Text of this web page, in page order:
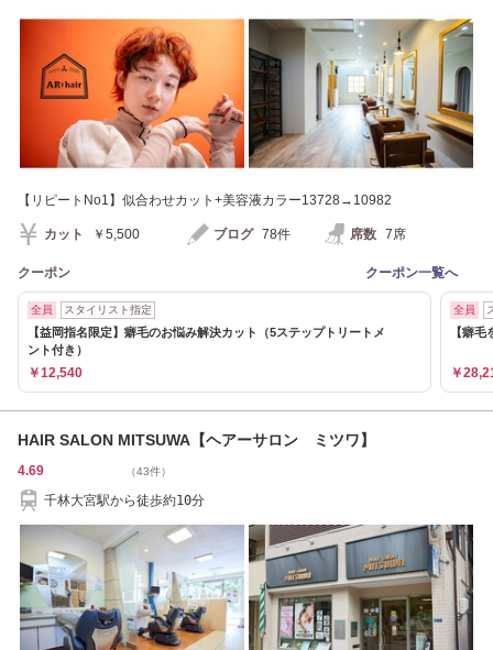
【リピートNo1】似合わせカット+美容液カラー13728→10982
カット ￥5,500 ブログ 78件 席数 7席
クーポン クーポン一覧へ
全員 スタイリスト指定
【益岡指名限定】癖毛のお悩み解決カット（5ステップトリートメ
ント付き）
￥12,540
全員
【癖
￥
HAIR SALON MITSUWA【ヘアーサロン ミツワ】
4.69 （43件）
千林大宮駅から徒歩約10分